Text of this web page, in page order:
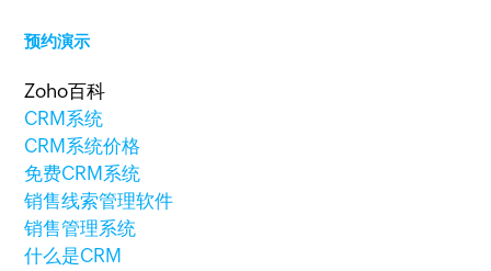
预约演示
Zoho百科
CRM系统
CRM系统价格
免费CRM系统
销售线索管理软件
销售管理系统
什么是CRM